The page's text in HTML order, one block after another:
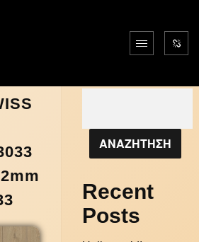
ΑΝΑΖΗΤΗΣΗ
Recent
Posts